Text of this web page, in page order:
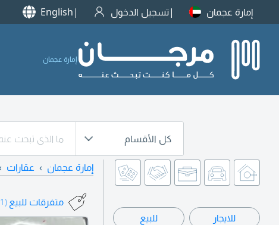
إمارة عجمان تسجيل الدخول English
إمارة عجمان
كل الأقسام
للايجار للبيع
إمارة عجمان عقارات
متفرقات للبيع (21)